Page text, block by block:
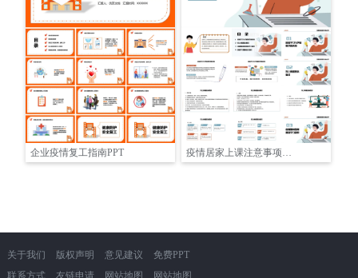
企业疫情复工指南PPT 疫情居家上课注意事项主题班会PPT
关于我们
联系方式
版权声明
友链申请
意见建议
网站地图
免费PPT
网站地图